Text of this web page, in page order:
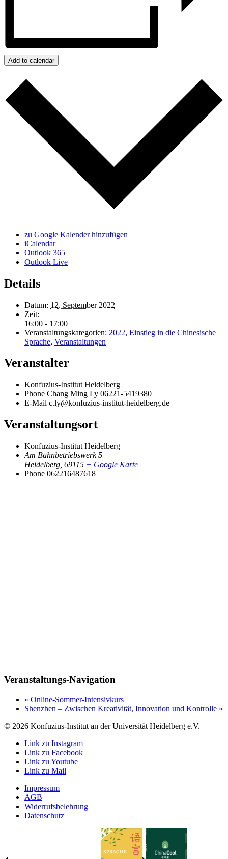
Add to calendar
zu Google Kalender hinzufügen
iCalendar
Outlook 365
Outlook Live
Details
Datum: 12. September 2022
Zeit:
16:00 - 17:00
Veranstaltungskategorien: 2022, Einstieg in die Chinesische
Sprache, Veranstaltungen
Veranstalter
Konfuzius-Institut Heidelberg
Phone Chang Ming Ly 06221-5419380
E-Mail c.ly@konfuzius-institut-heidelberg.de
Veranstaltungsort
Konfuzius-Institut Heidelberg
Am Bahnbetriebswerk 5
Heidelberg 69115 + Google Karte
Phone 062216487618
Veranstaltungs-Navigation
« Online-Sommer-Intensivkurs
Shenzhen – Zwischen Kreativität, Innovation und Kontrolle »
© 2026 Konfuzius-Institut an der Universität Heidelberg e.V.
Link zu Instagram
Link zu Facebook
Link zu Youtube
Link zu Mail
Impressum
AGB
Widerrufsbelehrung
Datenschutz